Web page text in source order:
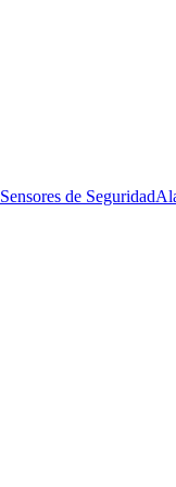
Sensores de Seguridad